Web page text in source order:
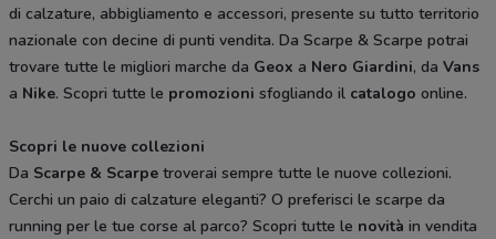
di calzature, abbigliamento e accessori, presente su tutto territorio
nazionale con decine di punti vendita. Da Scarpe & Scarpe potrai
trovare tutte le migliori marche da Geox a Nero Giardini, da Vans
a Nike. Scopri tutte le promozioni sfogliando il catalogo online.
Scopri le nuove collezioni
Da Scarpe & Scarpe troverai sempre tutte le nuove collezioni.
Cerchi un paio di calzature eleganti? O preferisci le scarpe da
running per le tue corse al parco? Scopri tutte le novità in vendita